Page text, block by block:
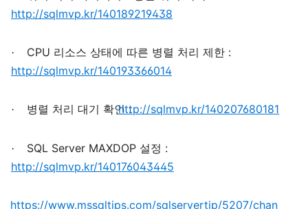
http://sqlmvp.kr/140189219438
· CPU 리소스 상태에 따른 병렬 처리 제한 :
http://sqlmvp.kr/140193366014
· 병렬 처리 대기 확인:
http://sqlmvp.kr/140207680181
· SQL Server MAXDOP 설정 :
http://sqlmvp.kr/140176043445
https://www.mssqltips.com/sqlservertip/5207/chan